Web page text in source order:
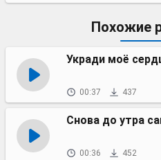
Похожие
Укради моё
00:37 437
Снова до утра
00:36 452